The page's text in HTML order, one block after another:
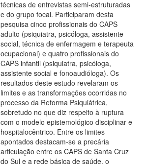
técnicas de entrevistas semi-estruturadas
e do grupo focal. Participaram desta
pesquisa cinco profissionais do CAPS
adulto (psiquiatra, psicóloga, assistente
social, técnica de enfermagem e terapeuta
ocupacional) e quatro profissionais do
CAPS infantil (psiquiatra, psicóloga,
assistente social e fonoaudióloga). Os
resultados deste estudo revelaram os
limites e as transformações ocorridas no
processo da Reforma Psiquiátrica,
sobretudo no que diz respeito à ruptura
com o modelo epistemológico disciplinar e
hospitalocêntrico. Entre os limites
apontados destacam-se a precária
articulação entre os CAPS de Santa Cruz
do Sul e a rede básica de saúde, o